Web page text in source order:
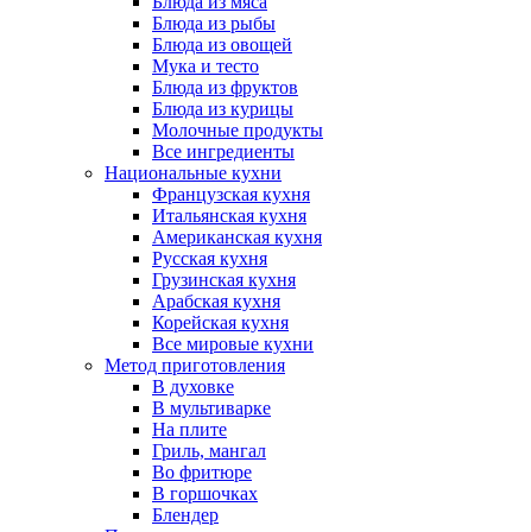
Блюда из рыбы
Блюда из овощей
Мука и тесто
Блюда из фруктов
Блюда из курицы
Молочные продукты
Все ингредиенты
Национальные кухни
Французская кухня
Итальянская кухня
Американская кухня
Русская кухня
Грузинская кухня
Арабская кухня
Корейская кухня
Все мировые кухни
Метод приготовления
В духовке
В мультиварке
На плите
Гриль, мангал
Во фритюре
В горшочках
Блендер